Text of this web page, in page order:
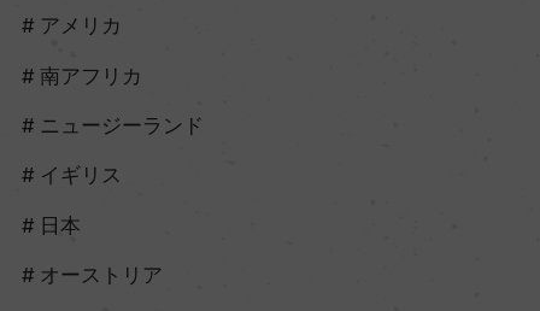
アメリカ
南アフリカ
ニュージーランド
イギリス
日本
オーストリア